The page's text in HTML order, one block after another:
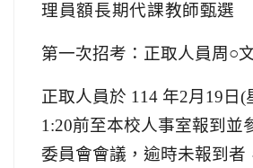
理員額長期代課教師甄選
第一次招考：正取人員周○
正取人員於 114 年2月19日(
1:20前至本校人事室報到並
委員會會議，逾時未報到者